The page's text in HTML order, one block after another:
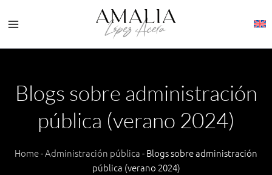
Blogs sobre administración
pública (verano 2024)
Home-Administración pública-Blogs sobre administración
pública (verano 2024)